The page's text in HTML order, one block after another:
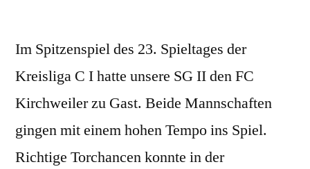
Im Spitzenspiel des 23. Spieltages der
Kreisliga C I hatte unsere SG II den FC
Kirchweiler zu Gast. Beide Mannschaften
gingen mit einem hohen Tempo ins Spiel.
Richtige Torchancen konnte in der